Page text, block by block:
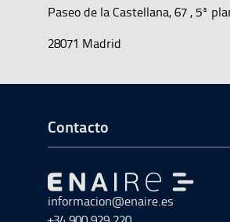
Paseo de la Castellana, 67 , 5ª
28071 Madrid
Ir a Inicio del Pie
Contacto
Ir a Ir al inicio
informacion@enaire.es